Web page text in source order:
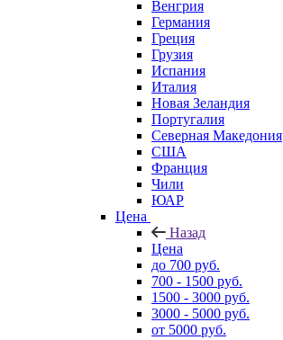
Венгрия
Германия
Греция
Грузия
Испания
Италия
Новая Зеландия
Португалия
Северная Македония
США
Франция
Чили
ЮАР
Цена
Назад
Цена
до 700 руб.
700 - 1500 руб.
1500 - 3000 руб.
3000 - 5000 руб.
от 5000 руб.